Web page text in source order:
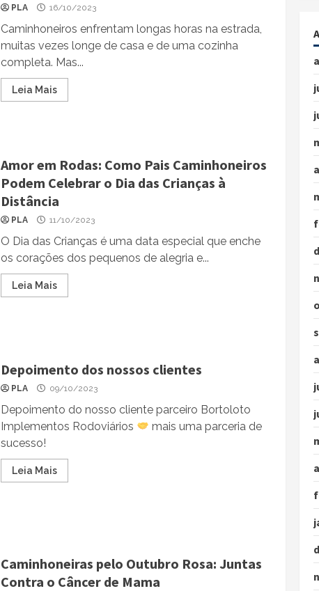
PLA 16/10/2023
Caminhoneiros enfrentam longas horas na estrada,
muitas vezes longe de casa e de uma cozinha
completa. Mas...
Leia Mais
Amor em Rodas: Como Pais Caminhoneiros
Podem Celebrar o Dia das Crianças à
Distância
PLA 11/10/2023
O Dia das Crianças é uma data especial que enche
os corações dos pequenos de alegria e...
Leia Mais
Depoimento dos nossos clientes
PLA 09/10/2023
Depoimento do nosso cliente parceiro Bortoloto
Implementos Rodoviários
mais uma parceria de
sucesso!
Leia Mais
Caminhoneiras pelo Outubro Rosa: Juntas
Contra o Câncer de Mama